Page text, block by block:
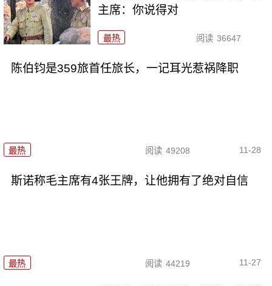
主席：你说得对
最热 阅读 36647
陈伯钧是359旅首任旅长，一记耳光惹祸降职
最热 阅读 49208 11-28
斯诺称毛主席有4张王牌，让他拥有了绝对自信
最热 阅读 44219 11-27